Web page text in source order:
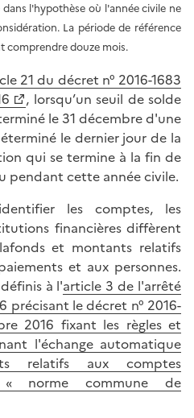
l'hypothèse où l'année civile ne
La période de référence
comprendre douze mois.
21 du décret n° 2016-1683
, lorsqu’un seuil de solde
le 31 décembre d'une
le dernier jour de la
qui se termine à la fin de
pendant cette année civile.
les comptes, les
financières diffèrent
et montants relatifs
et aux personnes.
à l'article 3 de l'arrêté
précisant le décret n° 2016-
2016 fixant les règles et
l'échange automatique
relatifs aux comptes
« norme commune de